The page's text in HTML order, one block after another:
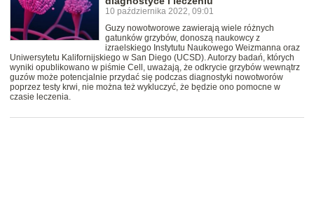
10 października 2022, 09:01
Guzy nowotworowe zawierają wiele różnych
gatunków grzybów, donoszą naukowcy z
izraelskiego Instytutu Naukowego Weizmanna oraz
Uniwersytetu Kalifornijskiego w San Diego (UCSD). Autorzy badań, których
wyniki opublikowano w piśmie Cell, uważają, że odkrycie grzybów wewnątrz
guzów może potencjalnie przydać się podczas diagnostyki nowotworów
poprzez testy krwi, nie można też wykluczyć, że będzie ono pomocne w
czasie leczenia.